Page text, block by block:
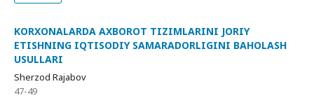
KORXONALARDA AXBOROT TIZIMLARINI JORIY
ETISHNING IQTISODIY SAMARADORLIGINI BAHOLASH
USULLARI
Sherzod Rajabov
47-49